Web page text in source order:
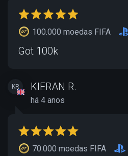
100.000 moedas FIFA
Got 100k
KR KIERAN R.
há 4 anos
70.000 moedas FIFA